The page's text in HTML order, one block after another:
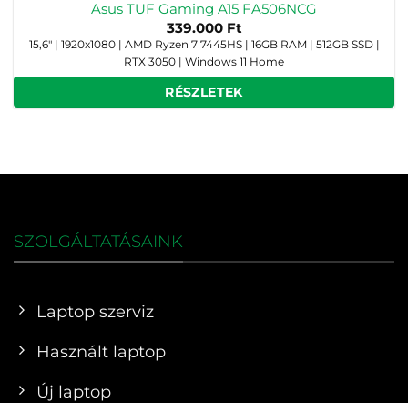
Asus TUF Gaming A15 FA506NCG
339.000 Ft
15,6" | 1920x1080 | AMD Ryzen 7 7445HS | 16GB RAM | 512GB SSD |
RTX 3050 | Windows 11 Home
RÉSZLETEK
SZOLGÁLTATÁSAINK
Laptop szerviz
Használt laptop
Új laptop